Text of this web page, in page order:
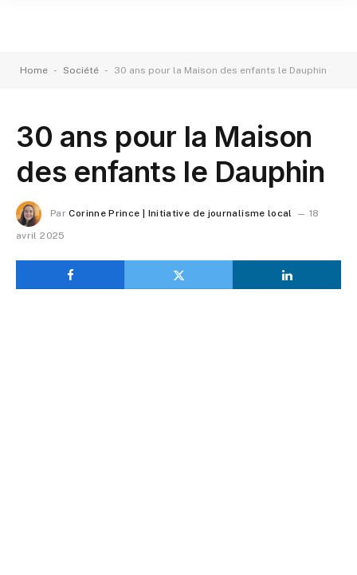
Home - Société - 30 ans pour la Maison des enfants le Dauphin
30 ans pour la Maison
des enfants le Dauphin
Par Corinne Prince | Initiative de journalisme local
18
avril 2025